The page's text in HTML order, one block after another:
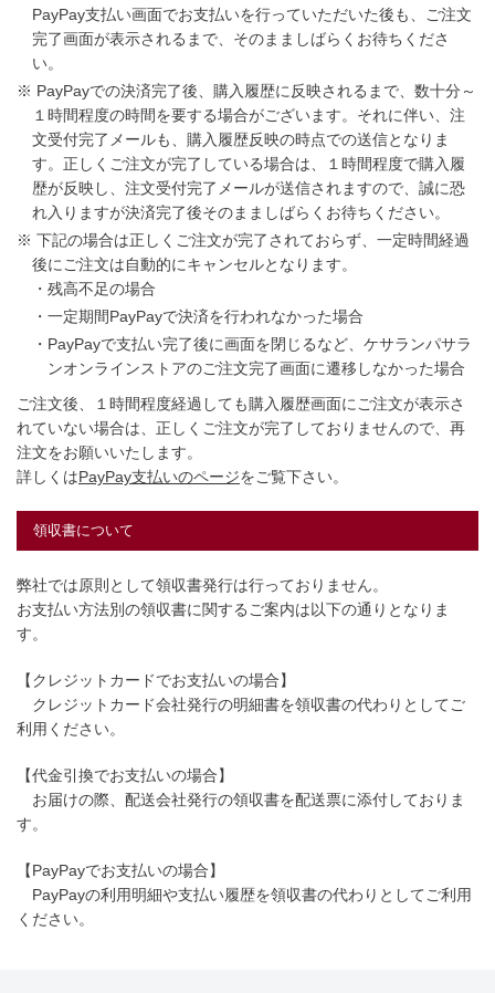
PayPay支払い画面でお支払いを行っていただいた後も、ご注文
完了画面が表示されるまで、そのまましばらくお待ちくださ
い。
※ PayPayでの決済完了後、購入履歴に反映されるまで、数十分～
１時間程度の時間を要する場合がございます。それに伴い、注
文受付完了メールも、購入履歴反映の時点での送信となりま
す。正しくご注文が完了している場合は、１時間程度で購入履
歴が反映し、注文受付完了メールが送信されますので、誠に恐
れ入りますが決済完了後そのまましばらくお待ちください。
※ 下記の場合は正しくご注文が完了されておらず、一定時間経過
後にご注文は自動的にキャンセルとなります。
・残高不足の場合
・一定期間PayPayで決済を行われなかった場合
・PayPayで支払い完了後に画面を閉じるなど、ケサランパサラ
ンオンラインストアのご注文完了画面に遷移しなかった場合
ご注文後、１時間程度経過しても購入履歴画面にご注文が表示さ
れていない場合は、正しくご注文が完了しておりませんので、再
注文をお願いいたします。
詳しくはPayPay支払いのページをご覧下さい。
領収書について
弊社では原則として領収書発行は行っておりません。
お支払い方法別の領収書に関するご案内は以下の通りとなりま
す。
【クレジットカードでお支払いの場合】
クレジットカード会社発行の明細書を領収書の代わりとしてご
利用ください。
【代金引換でお支払いの場合】
お届けの際、配送会社発行の領収書を配送票に添付しておりま
す。
【PayPayでお支払いの場合】
PayPayの利用明細や支払い履歴を領収書の代わりとしてご利用
ください。